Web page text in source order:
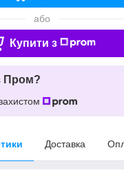
або
Купити з
Пром?
Доставка